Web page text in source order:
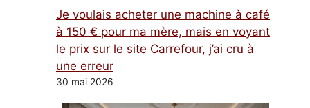
Je voulais acheter une machine à café
à 150 € pour ma mère, mais en voyant
le prix sur le site Carrefour, j’ai cru à
une erreur
30 mai 2026